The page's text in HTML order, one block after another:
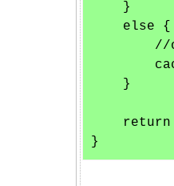
    }
    else {
    }